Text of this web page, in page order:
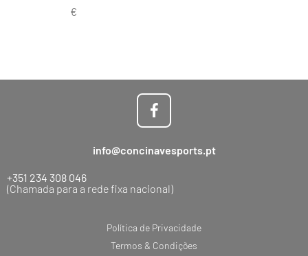
Política de Privacidade
Termos & Condições
info@concinavesports.pt
+351 234 308 046
(Chamada para a rede fixa nacional)